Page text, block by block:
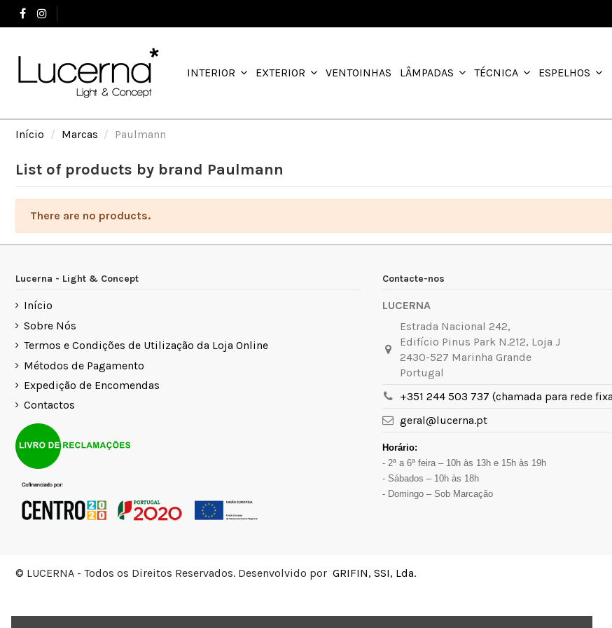
INTERIOR EXTERIOR VENTOINHAS LÂMPADAS TÉCNICA ESPELHOS
Início Marcas Paulmann
List of products by brand Paulmann
There are no products.
Lucerna - Light & Concept
Início
Sobre Nós
Termos e Condições de Utilização da Loja Online
Métodos de Pagamento
Expedição de Encomendas
Contactos
Contacte-nos
LUCERNA
Estrada Nacional 242,
Edifício Pinus Park N.212, Loja J
2430-527 Marinha Grande
Portugal
+351 244 503 737 (chamada para rede
geral@lucerna.pt
Horário:
- 2ª a 6ª feira – 10h às 13h e 15h às 19h
- Sábados – 10h às 18h
- Domingo – Sob Marcação
© LUCERNA - Todos os Direitos Reservados. Desenvolvido por GRIFIN, SSI, Lda.